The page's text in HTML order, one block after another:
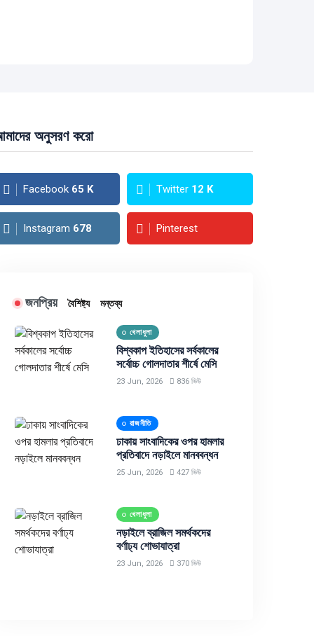
অনুসরণ করো
Facebook 65 K Twitter 12 K
Instagram 678 Pinterest
জনপ্রিয় বৈশিষ্ট্য মন্তব্য
খেলাধুলা
বিশ্বকাপ ইতিহাসের সর্বকালের
সর্বোচ্চ গোলদাতার শীর্ষে মেসি
23 Jun, 2026 836 ভিউ
রাজনীতি
ঢাকায় সাংবাদিকের ওপর হামলার
প্রতিবাদে নড়াইলে মানববন্ধন
25 Jun, 2026 427 ভিউ
খেলাধুলা
নড়াইলে ব্রাজিল সমর্থকদের
বর্ণাঢ্য শোভাযাত্রা
23 Jun, 2026 370 ভিউ